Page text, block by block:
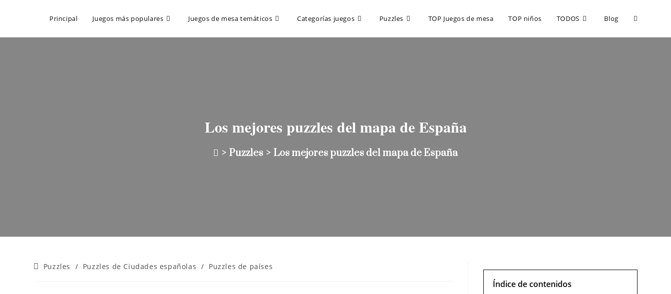
Principal Juegos más populares Juegos de mesa temáticos Categorías juegos Puzzles TOP Juegos de mesa TOP niños TODOS Blog
Los mejores puzzles del mapa de España
> Puzzles > Los mejores puzzles del mapa de España
Puzzles / Puzzles de Ciudades españolas / Puzzles de países
Índice de contenidos